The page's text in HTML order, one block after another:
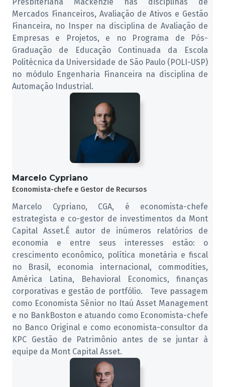
Mercados Financeiros, Avaliação de Ativos e Gestão
Financeira, no Insper na disciplina de Avaliação de
Empresas e Projetos, e no Programa de Pós-
Graduação de Educação Continuada da Escola
Politécnica da Universidade de São Paulo (POLI-USP)
no módulo Engenharia Financeira na disciplina de
Automação Industrial.
Marcelo Cypriano
Economista-chefe e Gestor de Recursos
Marcelo Cypriano, CGA, é economista-chefe
estrategista e co-gestor de investimentos da Mont
Capital Asset.É autor de inúmeros relatórios de
economia e entre seus interesses estão: o
crescimento econômico, política monetária e fiscal
no Brasil, economia internacional, commodities,
América Latina, Behavioral Economics, finanças
corporativas e gestão de portfólio. Teve passagem
como Economista Sênior no Itaú Asset Management
e no BankBoston e atuando como Economista-chefe
no Banco Original e como economista-consultor da
KPC Gestão de Patrimônio antes de se juntar à
equipe da Mont Capital Asset.